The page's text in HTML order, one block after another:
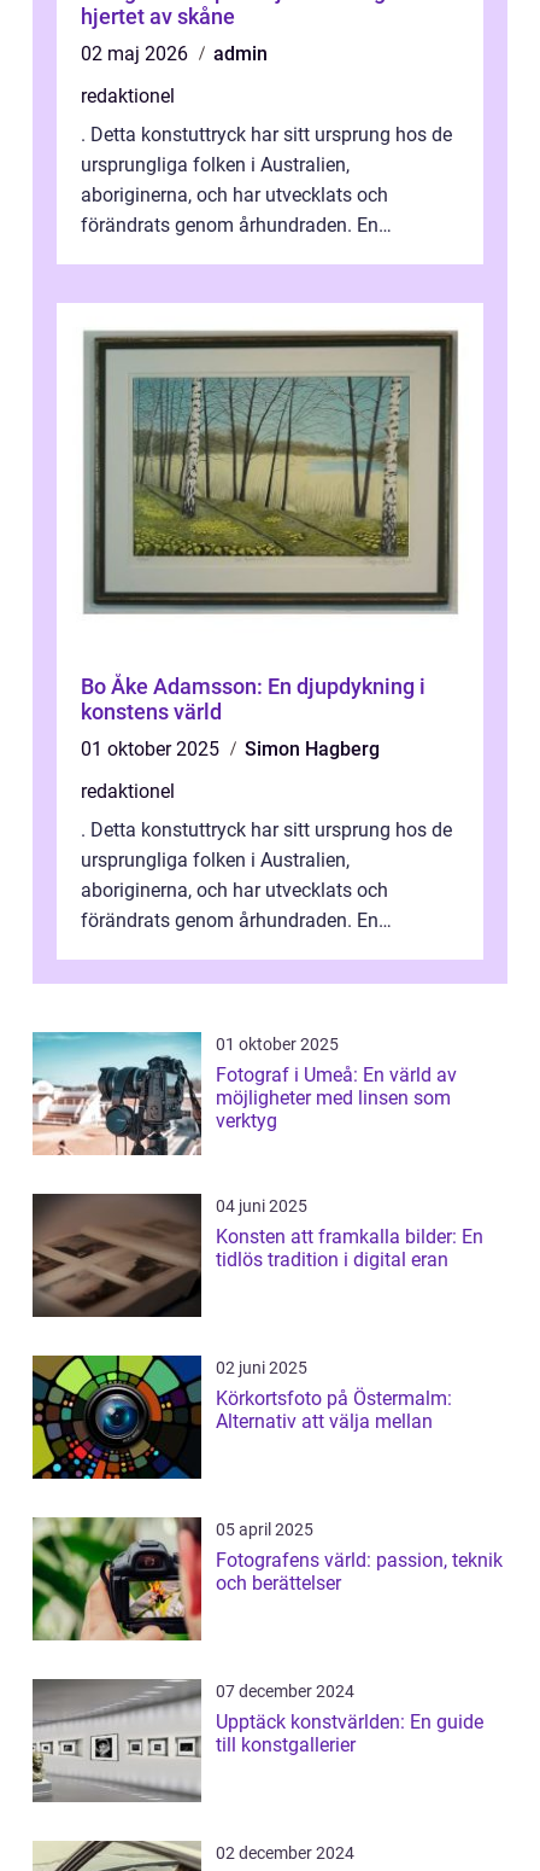
hjertet av skåne
02 maj 2026
admin
redaktionel
. Detta konstuttryck har sitt ursprung hos de
ursprungliga folken i Australien,
aboriginerna, och har utvecklats och
förändrats genom århundraden. En
Bo Åke Adamsson: En djupdykning i
konstens värld
01 oktober 2025
Simon Hagberg
redaktionel
. Detta konstuttryck har sitt ursprung hos de
ursprungliga folken i Australien,
aboriginerna, och har utvecklats och
förändrats genom århundraden. En
”aborig...
01 oktober 2025
Fotograf i Umeå: En värld av
möjligheter med linsen som
verktyg
04 juni 2025
Konsten att framkalla bilder: En
tidlös tradition i digital eran
02 juni 2025
Körkortsfoto på Östermalm:
Alternativ att välja mellan
05 april 2025
Fotografens värld: passion, teknik
och berättelser
07 december 2024
Upptäck konstvärlden: En guide
till konstgallerier
02 december 2024